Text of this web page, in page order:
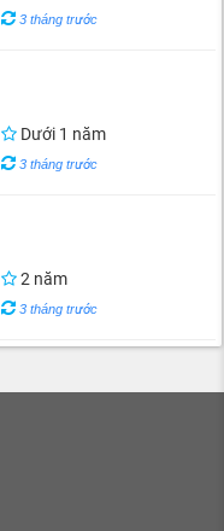
3 tháng trước
Dưới 1 năm
3 tháng trước
2 năm
3 tháng trước